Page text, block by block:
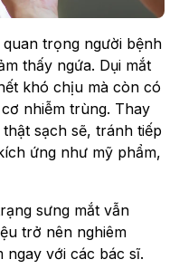
trọng người bệnh
thấy ngứa. Dụi mắt
khó chịu mà còn có
nhiễm trùng. Thay
sạch sẽ, tránh tiếp
ứng như mỹ phẩm,
sưng mắt vẫn
trở nên nghiêm
với các bác sĩ.